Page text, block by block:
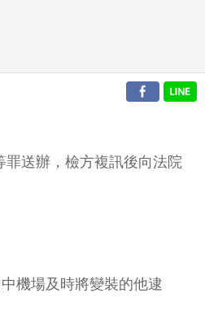
送辦，檢方複訊後向法院
機場及時將變裝的他逮